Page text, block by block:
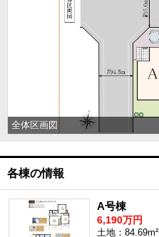
全体区画図
各棟の情報
A号棟
6,190万円
土地：84.69m²